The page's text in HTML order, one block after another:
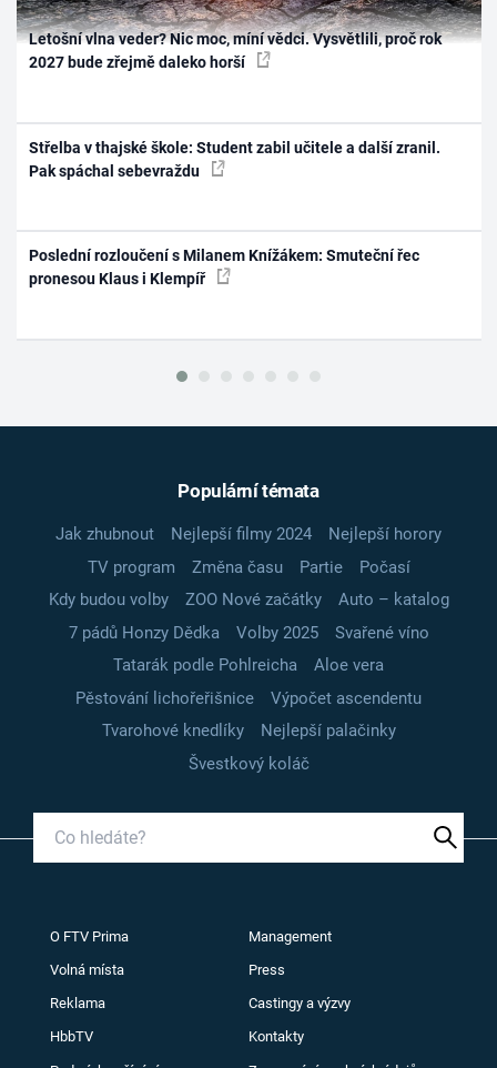
Letošní vlna veder? Nic moc, míní vědci. Vysvětlili, proč rok
2027 bude zřejmě daleko horší
Střelba v thajské škole: Student zabil učitele a další zranil.
Pak spáchal sebevraždu
Poslední rozloučení s Milanem Knížákem: Smuteční řec
pronesou Klaus i Klempíř
Populární témata
Jak zhubnout Nejlepší filmy 2024
Nejlepší horory
TV program
Změna času Partie
Počasí
Kdy budou volby
ZOO Nové začátky
Auto – katalog
7 pádů Honzy Dědka
Volby 2025
Svařené víno
Tatarák podle Pohlreicha
Aloe vera
Pěstování lichořeřišnice
Výpočet ascendentu
Tvarohové knedlíky
Nejlepší palačinky
Švestkový koláč
O FTV Prima Management
Volná místa Press
Reklama Castingy a výzvy
HbbTV Kontakty